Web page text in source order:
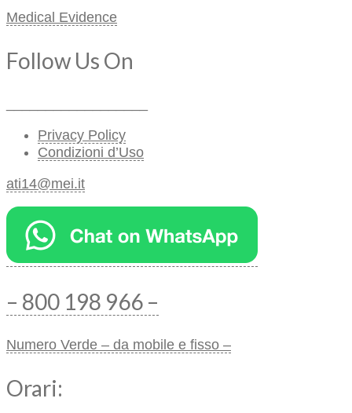
Medical Evidence
Follow Us On
Privacy Policy
Condizioni d’Uso
ati14@mei.it
– 800 198 966 –
Numero Verde – da mobile e fisso –
Orari: